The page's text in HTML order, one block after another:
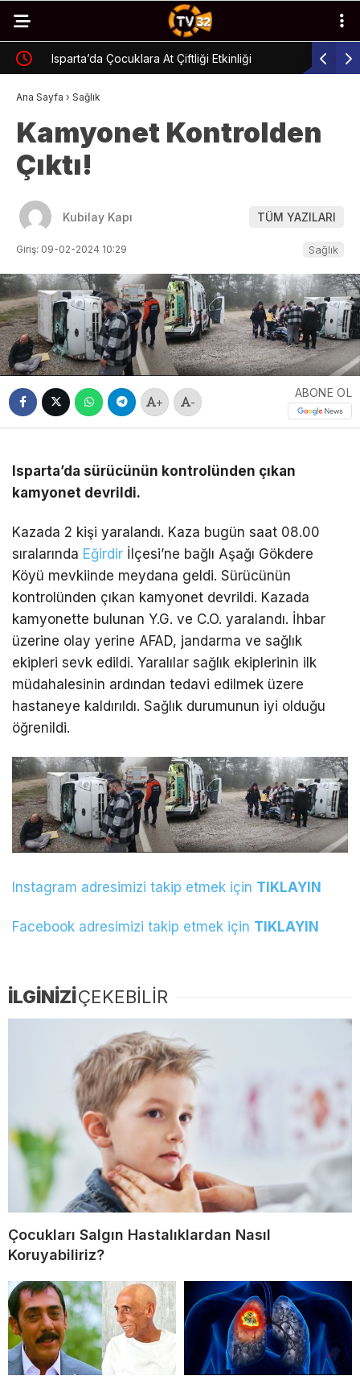
Isparta’da Çocuklara At Çiftliği Etkinliği
Ana Sayfa › Sağlık
Kamyonet Kontrolden
Çıktı!
Kubilay Kapı TÜM YAZILARI
Giriş: 09-02-2024 10:29 Sağlık
+ -
ABONE OL
Isparta’da sürücünün kontrolünden çıkan
kamyonet devrildi.
Kazada 2 kişi yaralandı. Kaza bugün saat 08.00
sıralarında Eğirdir İlçesi’ne bağlı Aşağı Gökdere
Köyü mevkiinde meydana geldi. Sürücünün
kontrolünden çıkan kamyonet devrildi. Kazada
kamyonette bulunan Y.G. ve C.O. yaralandı. İhbar
üzerine olay yerine AFAD, jandarma ve sağlık
ekipleri sevk edildi. Yaralılar sağlık ekiplerinin ilk
müdahalesinin ardından tedavi edilmek üzere
hastaneye kaldırıldı. Sağlık durumunun iyi olduğu
öğrenildi.
Instagram adresimizi takip etmek için TIKLAYIN
Facebook adresimizi takip etmek için TIKLAYIN
İLGİNİZİÇEKEBİLİR
Çocukları Salgın Hastalıklardan Nasıl
Koruyabiliriz?